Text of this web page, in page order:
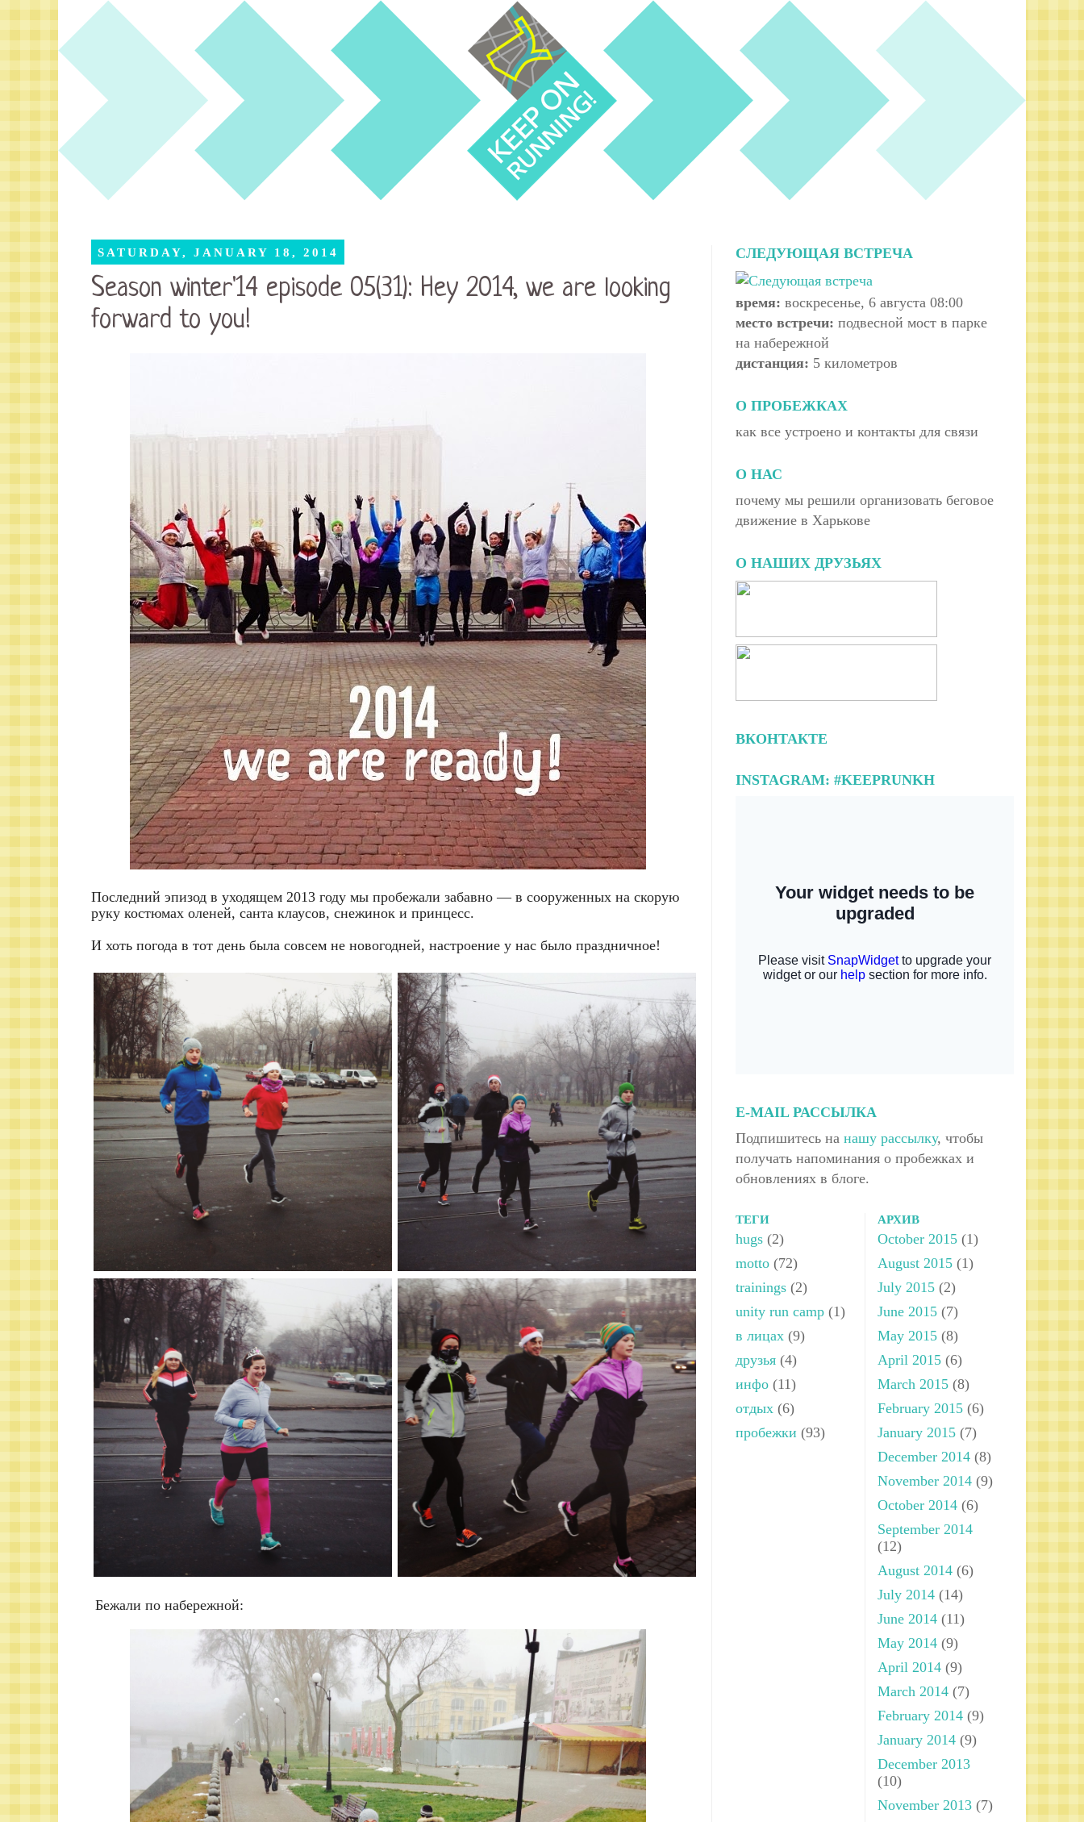
SATURDAY, JANUARY 18, 2014
Season winter'14 episode 05(31): Hey 2014, we are looking
forward to you!
Последний эпизод в уходящем 2013 году мы пробежали забавно — в сооруженных на скорую
руку костюмах оленей, санта клаусов, снежинок и принцесс.
И хоть погода в тот день была совсем не новогодней, настроение у нас было праздничное!
Бежали по набережной:
СЛЕДУЮЩАЯ ВСТРЕЧА
время: воскресенье, 6 августа 08:00
место встречи: подвесной мост в парке
на набережной
дистанция: 5 километров
О ПРОБЕЖКАХ
как все устроено и контакты для связи
О НАС
почему мы решили организовать беговое
движение в Харькове
О НАШИХ ДРУЗЬЯХ
ВКОНТАКТЕ
INSTAGRAM: #KEEPRUNKH
E-MAIL РАССЫЛКА
Подпишитесь на нашу рассылку, чтобы
получать напоминания о пробежках и
обновлениях в блоге.
ТЕГИ
hugs (2)
motto (72)
trainings (2)
unity run camp (1)
в лицах (9)
друзья (4)
инфо (11)
отдых (6)
пробежки (93)
АРХИВ
October 2015 (1)
August 2015 (1)
July 2015 (2)
June 2015 (7)
May 2015 (8)
April 2015 (6)
March 2015 (8)
February 2015 (6)
January 2015 (7)
December 2014 (8)
November 2014 (9)
October 2014 (6)
September 2014
(12)
August 2014 (6)
July 2014 (14)
June 2014 (11)
May 2014 (9)
April 2014 (9)
March 2014 (7)
February 2014 (9)
January 2014 (9)
December 2013
(10)
November 2013 (7)